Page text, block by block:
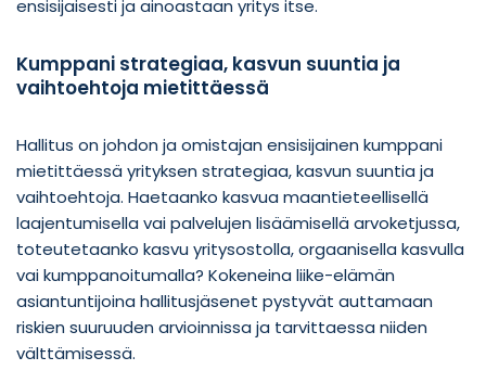
ensisijaisesti ja ainoastaan yritys itse.
Kumppani strategiaa, kasvun suuntia ja
vaihtoehtoja mietittäessä
Hallitus on johdon ja omistajan ensisijainen kumppani
mietittäessä yrityksen strategiaa, kasvun suuntia ja
vaihtoehtoja. Haetaanko kasvua maantieteellisellä
laajentumisella vai palvelujen lisäämisellä arvoketjussa,
toteutetaanko kasvu yritysostolla, orgaanisella kasvulla
vai kumppanoitumalla? Kokeneina liike-elämän
asiantuntijoina hallitusjäsenet pystyvät auttamaan
riskien suuruuden arvioinnissa ja tarvittaessa niiden
välttämisessä.